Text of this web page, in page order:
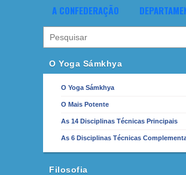
A CONFEDERAÇÃO
O Yoga Sámkhya
O Yoga Sámkhya
O Mais Potente
As 14 Disciplinas Técnicas Principais
As 6 Disciplinas Técnicas
Filosofia